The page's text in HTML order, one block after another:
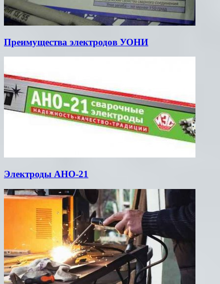
Преимущества электродов УОНИ
Электроды АНО-21